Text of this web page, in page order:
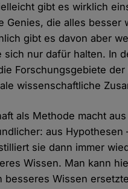
gibt es wirklich
Genies, die alles besser
gibt es davon aber
sich nur dafür halten. In
Forschungsgebiete
wissenschaftliche
als Methode macht
aus Hypothesen
sie dann immer
Wissen. Man kann
besseres Wissen